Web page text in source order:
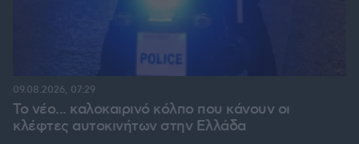
Το νέο... καλοκαιρινό κόλπο που κάνουν οι
κλέφτες αυτοκινήτων στην Ελλάδα
09.08.2026, 07:29